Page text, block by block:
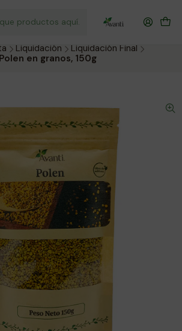
donde prefieras.
Liquidación
Liquidación Final
Polen en granos, 150g